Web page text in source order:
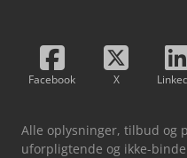
Facebook X
Alle oplysninger, tilbud og
uforpligtende og ikke-